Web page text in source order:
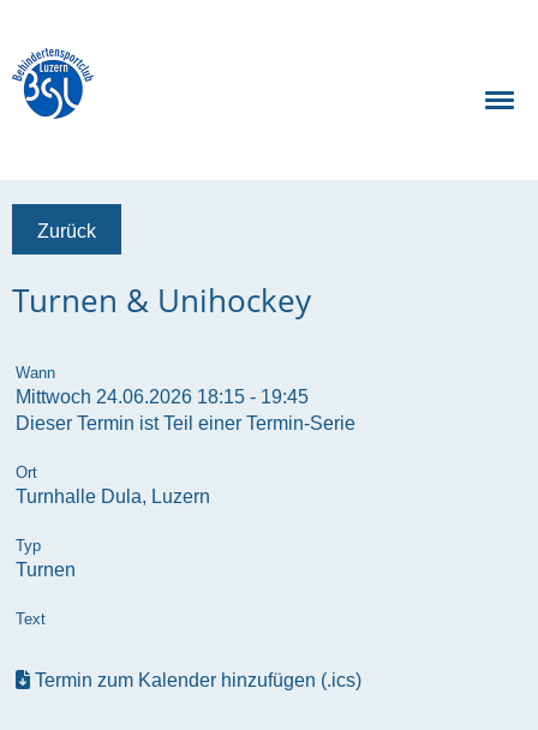
Zurück
Turnen & Unihockey
Wann
Mittwoch 24.06.2026 18:15 - 19:45
Dieser Termin ist Teil einer Termin-Serie
Ort
Turnhalle Dula, Luzern
Typ
Turnen
Text
Termin zum Kalender hinzufügen (.ics)